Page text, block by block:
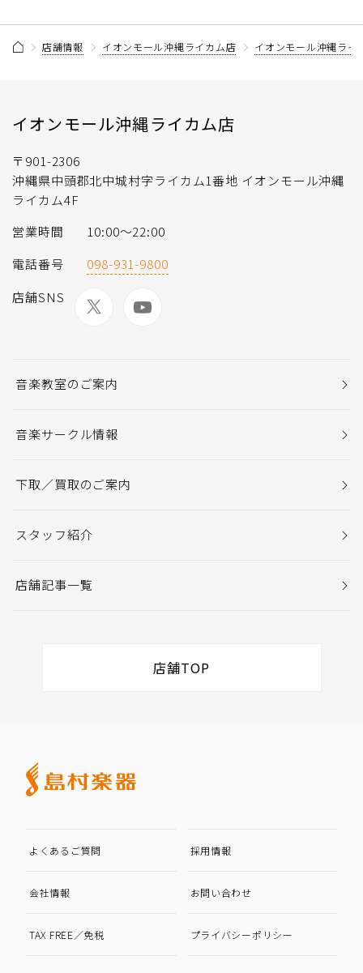
店舗情報 イオンモール沖縄ライカム店 イオンモール沖縄ライ
イオンモール沖縄ライカム店
〒901-2306
沖縄県中頭郡北中城村字ライカム1番地 イオンモール沖縄
ライカム4F
営業時間
10:00～22:00
電話番号
098-931-9800
店舗SNS
音楽教室のご案内
音楽サークル情報
下取／買取のご案内
スタッフ紹介
店舗記事一覧
店舗TOP
よくあるご質問 採用情報
会社情報 お問い合わせ
TAX FREE／免税 プライバシーポリシー